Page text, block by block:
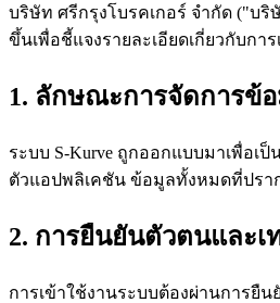
บริษัท ศรีกรุงโบรคเกอร์ จำกัด ("บ
ขึ้นเพื่อชี้แจงรายละเอียดเกี่ยวกับก
1. ลักษณะการจัดการข้
ระบบ S-Kurve ถูกออกแบบมาเพื่อเ
ตัวแอปพลิเคชัน ข้อมูลทั้งหมดที่ปรา
2. การยืนยันตัวตนและเ
การเข้าใช้งานระบบต้องผ่านการยื